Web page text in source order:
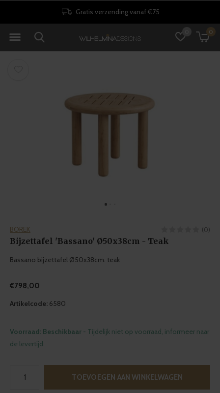
0
Gratis verzending vanaf €75
BOREK (0)
Bijzettafel 'Bassano' Ø50x38cm - Teak
Bassano bijzettafel Ø50x38cm. teak
€798,00
Artikelcode: 6580
Voorraad: Beschikbaar - Tijdelijk niet op voorraad, informeer naar
de levertijd.
TOEVOEGEN AAN WINKELWAGEN